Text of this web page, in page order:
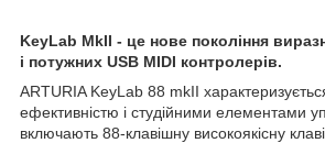
KeyLab MkII - це нове покоління
і потужних USB MIDI контролерів.
ARTURIA KeyLab 88 mkII
ефективністю і студійними елементами
включають 88-клавішну високоякісну